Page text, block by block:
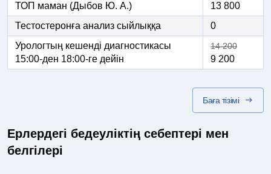
ТОП маман (Дыбов Ю. А.)
13 800
Тестостеронға анализ сыйлыққа
0
Урологтың кешенді диагностикасы
15:00-ден 18:00-ге дейін
14 200
9 200
Баға тізімі
Ерлердегі бедеуліктің себептері мен
белгілері